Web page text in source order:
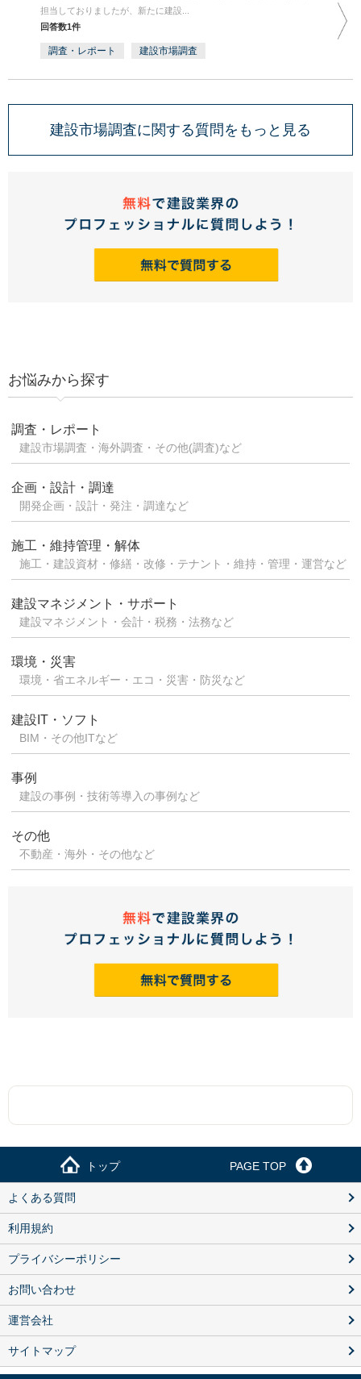
担当しておりましたが、新たに建設...
回答数1件
調査・レポート 建設市場調査
建設市場調査に関する質問をもっと見る
お悩みから探す
調査・レポート
建設市場調査・海外調査・その他(調査)など
企画・設計・調達
開発企画・設計・発注・調達など
施工・維持管理・解体
施工・建設資材・修繕・改修・テナント・維持・管理・運営など
建設マネジメント・サポート
建設マネジメント・会計・税務・法務など
環境・災害
環境・省エネルギー・エコ・災害・防災など
建設IT・ソフト
BIM・その他ITなど
事例
建設の事例・技術等導入の事例など
その他
不動産・海外・その他など
トップ PAGE TOP
よくある質問
利用規約
プライバシーポリシー
お問い合わせ
運営会社
サイトマップ